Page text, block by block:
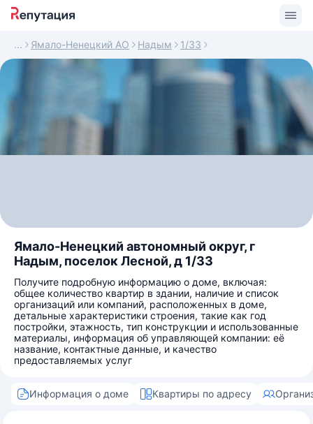
Ямало-Ненецкий АО Надым 1/33
Ямало-Ненецкий автономный округ, г
Надым, поселок Лесной, д 1/33
Получите подробную информацию о доме, включая:
общее количество квартир в здании, наличие и список
организаций или компаний, расположенных в доме,
детальные характеристики строения, такие как год
постройки, этажность, тип конструкции и использованные
материалы, информация об управляющей компании: её
название, контактные данные, и качество
предоставляемых услуг
Информация о доме Квартиры по адресу